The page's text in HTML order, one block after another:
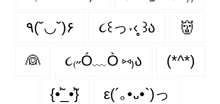
٩(˘◡˘)۶ ૮꒰っ˕‹̥̥̥ ꒱ა 👹
👰 ૮₍˶Ó﹏Ò ⑅₎ა (*^*)
{•̃̾_•̃̾} ε(´｡•᎑•`)っ